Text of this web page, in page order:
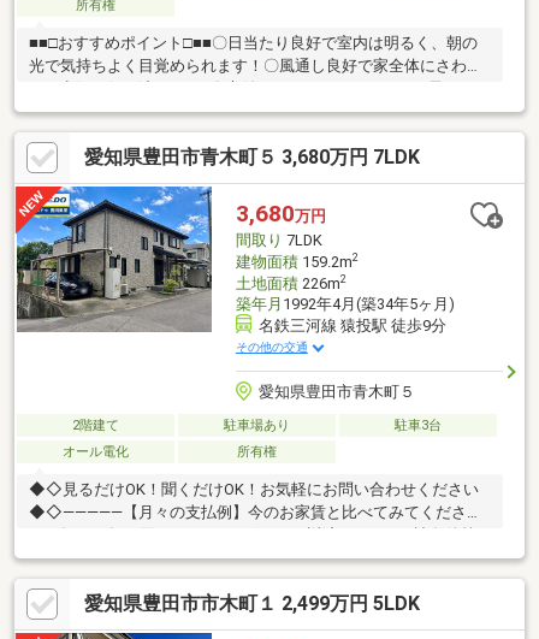
所有権
■■□おすすめポイント□■■〇日当たり良好で室内は明るく、朝の
光で気持ちよく目覚められます！〇風通し良好で家全体にさわや
遊び場、家庭菜園など楽しめます！〇収納豊富で居室がすっき
り。季節物や荷物の整理に便利です♪〇浴室に窓があり換気と採光
に優れ、湿気対策や明るさの確保に役立ちます！■■□周辺環境
□■■・青木小学校 徒歩約14分・猿投台中学校 徒歩約14分・コ
ノミヤ青木店 徒歩約6分・ファミリーマート豊田青木町店 徒歩
約7分■□住宅ローンのご相談や、現地内覧のご予約等いつでも承
っております♪□■
愛知県豊田市青木町５ 3,680万円 7LDK
3,680万円
間取り 7LDK
建物面積159.2m2
土地面積226m2
築年月 1992年4月(築34年5ヶ月)
名鉄三河線 猿投駅 徒歩9分
その他の交通
愛知県豊田市青木町５
2階建て 駐車場あり
駐車3台
オール電化
所有権
◆◇見るだけOK！聞くだけOK！お気軽にお問い合わせください
◆◇―――――【月々の支払例】今のお家賃と比べてみてくださ
は下部支払い例に記載不動産に関すること、何でもご相談下さ
い！！住宅ローンの仕組みから、失敗しない不動産の買い方まで
伝えさせて頂きます♪また弊社では、■借入がある方■自営業の方■
転職歴のある方■自己資金がない方等ご成約の事例がございま
愛知県豊田市市木町１ 2,499万円 5LDK